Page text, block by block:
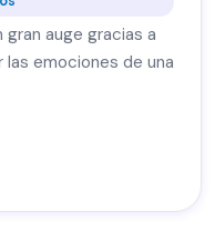
gran auge gracias a
emociones de una